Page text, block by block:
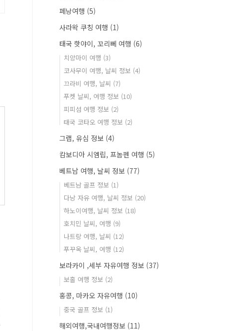
페낭여행 (5)
사라왁 쿠칭 여행 (1)
태국 핫야이, 꼬리뻬 여행 (6)
치앙마이 여행 (3)
코사무이 여행, 날씨 정보 (4)
끄라비 여행, 날씨 (7)
푸켓 날씨, 여행 정보 (10)
피피섬 여행 정보 (2)
태국 코타오 여행 정보 (2)
그랩, 유심 정보 (4)
캄보디아 시엠립, 프놈펜 여행 (5)
베트남 여행, 날씨 정보 (77)
베트남 골프 정보 (1)
다낭 자유 여행, 날씨 정보 (20)
하노이여행, 날씨 정보 (18)
호치민 날씨, 여행 (9)
나트랑 여행, 날씨 (12)
푸꾸옥 날씨, 여행 (12)
보라카이 ,세부 자유여행 정보 (37)
보홀 여행 정보 (2)
홍콩, 마카오 자유여행 (10)
중국 골프 정보 (1)
해외여행,국내여행정보 (11)